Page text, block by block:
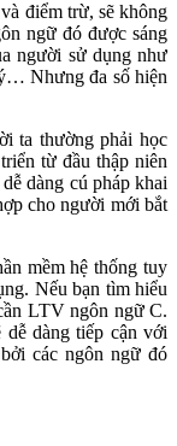
điểm trừ, sẽ không
ngữ đó được sáng
người sử dụng như
Nhưng đa số hiện
ta thường phải học
từ đầu thập niên
dàng cú pháp khai
cho người mới bắt
mềm hệ thống tuy
Nếu bạn tìm hiểu
LTV ngôn ngữ C.
dàng tiếp cận với
các ngôn ngữ đó